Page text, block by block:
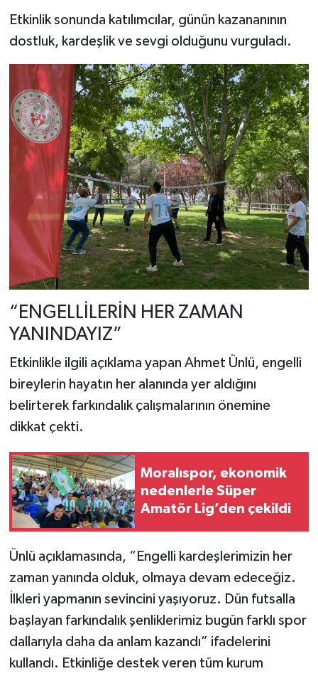
Etkinlik sonunda katılımcılar, günün kazananının
dostluk, kardeşlik ve sevgi olduğunu vurguladı.
“ENGELLİLERİN HER ZAMAN
YANINDAYIZ”
Etkinlikle ilgili açıklama yapan Ahmet Ünlü, engelli
bireylerin hayatın her alanında yer aldığını
belirterek farkındalık çalışmalarının önemine
dikkat çekti.
Moralıspor, ekonomik
nedenlerle Süper
Amatör Lig’den çekildi
Ünlü açıklamasında, “Engelli kardeşlerimizin her
zaman yanında olduk, olmaya devam edeceğiz.
İlkleri yapmanın sevincini yaşıyoruz. Dün futsalla
başlayan farkındalık şenliklerimiz bugün farklı spor
dallarıyla daha da anlam kazandı” ifadelerini
kullandı. Etkinliğe destek veren tüm kurum